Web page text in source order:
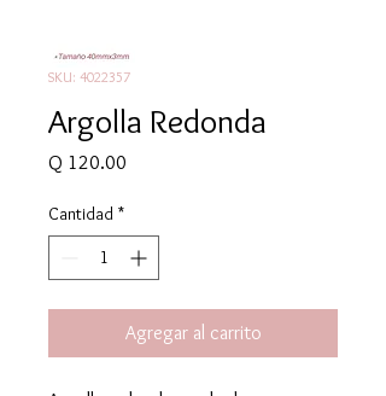
SKU: 4022357
Argolla Redonda
Q 120.00
Cantidad *
Agregar al carrito